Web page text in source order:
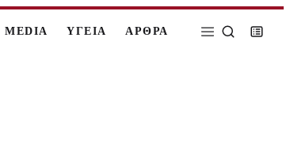
MEDIA ΥΓΕΙΑ ΑΡΘΡΑ